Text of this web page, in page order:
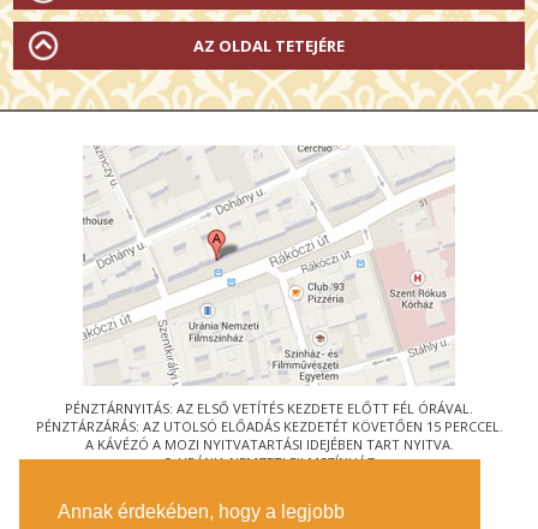
Annak érdekében, hogy a legjobb
AZ OLDAL TETEJÉRE
PÉNZTÁRNYITÁS: AZ ELSŐ VETÍTÉS KEZDETE ELŐTT FÉL ÓRÁVAL.
PÉNZTÁRZÁRÁS: AZ UTOLSÓ ELŐADÁS KEZDETÉT KÖVETŐEN 15 PERCCEL.
A KÁVÉZÓ A MOZI NYITVATARTÁSI IDEJÉBEN TART NYITVA.
© URÁNIA NEMZETI FILMSZÍNHÁZ